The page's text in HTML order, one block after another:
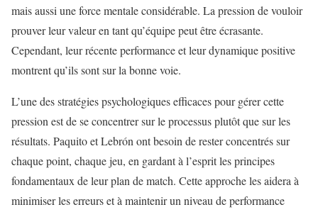
mais aussi une force mentale considérable. La pression de vouloir
prouver leur valeur en tant qu’équipe peut être écrasante.
Cependant, leur récente performance et leur dynamique positive
montrent qu’ils sont sur la bonne voie.
L’une des stratégies psychologiques efficaces pour gérer cette
pression est de se concentrer sur le processus plutôt que sur les
résultats. Paquito et Lebrón ont besoin de rester concentrés sur
chaque point, chaque jeu, en gardant à l’esprit les principes
fondamentaux de leur plan de match. Cette approche les aidera à
minimiser les erreurs et à maintenir un niveau de performance